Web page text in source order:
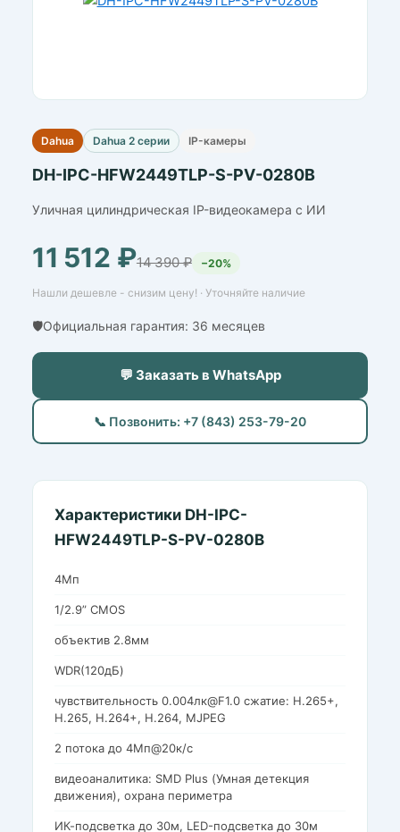
Dahua Dahua 2 серии IP-камеры
DH-IPC-HFW2449TLP-S-PV-0280B
Уличная цилиндрическая IP-видеокамера с ИИ
11 512 ₽14 390 ₽ −20%
Нашли дешевле - снизим цену! · Уточняйте наличие
🛡️Официальная гарантия: 36 месяцев
💬 Заказать в WhatsApp
📞 Позвонить: +7 (843) 253-79-20
Характеристики DH-IPC-
HFW2449TLP-S-PV-0280B
4Мп
1/2.9” CMOS
объектив 2.8мм
WDR(120дБ)
чувствительность 0.004лк@F1.0 сжатие: H.265+,
H.265, H.264+, H.264, MJPEG
2 потока до 4Мп@20к/с
видеоаналитика: SMD Plus (Умная детекция
движения), охрана периметра
ИК-подсветка до 30м, LED-подсветка до 30м